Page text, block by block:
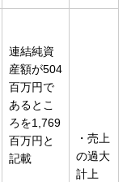
連結純資
産額が504
百万円で
あるとこ
ろを1,769
百万円と
記載
・売上
の過大
計上